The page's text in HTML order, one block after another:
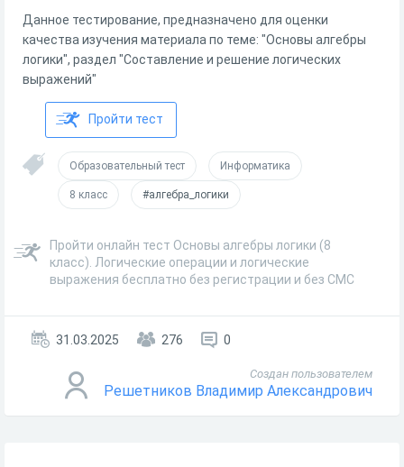
Данное тестирование, предназначено для оценки
качества изучения материала по теме: "Основы алгебры
логики", раздел "Составление и решение логических
выражений"
Пройти тест
Образовательный тест Информатика
8 класс #алгебра_логики
Пройти онлайн тест Основы алгебры логики (8
класс). Логические операции и логические
выражения бесплатно без регистрации и без СМС
31.03.2025 276 0
Создан пользователем
Решетников Владимир Александрович